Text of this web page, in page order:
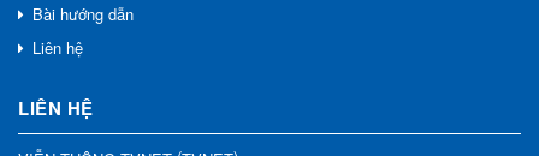
Bài hướng dẫn
Liên hệ
LIÊN HỆ